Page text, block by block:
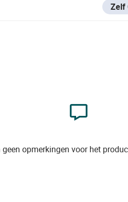
Zelf
geen opmerkingen voor het